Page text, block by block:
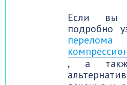
Если вы
подробно
перелома
, а также